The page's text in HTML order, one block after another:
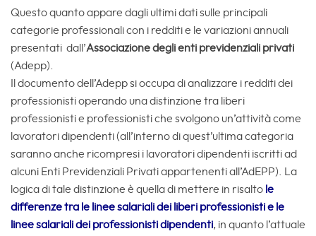
Questo quanto appare dagli ultimi dati sulle principali
categorie professionali con i redditi e le variazioni annuali
presentati dall’Associazione degli enti previdenziali privati
(Adepp).
Il documento dell’Adepp si occupa di analizzare i redditi dei
professionisti operando una distinzione tra liberi
professionisti e professionisti che svolgono un’attività come
lavoratori dipendenti (all’interno di quest’ultima categoria
saranno anche ricompresi i lavoratori dipendenti iscritti ad
alcuni Enti Previdenziali Privati appartenenti all’AdEPP). La
logica di tale distinzione è quella di mettere in risalto le
differenze tra le linee salariali dei liberi professionisti e le
linee salariali dei professionisti dipendenti, in quanto l’attuale